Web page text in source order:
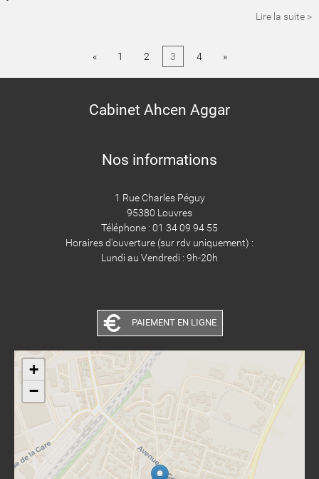
Lire la suite >
« 1 2 3 4 »
Cabinet Ahcen Aggar
Nos informations
1 Rue Charles Péguy
95380 Louvres
Téléphone : 01 34 09 94 55
Horaires d'ouverture (sur rdv uniquement) :
Lundi au Vendredi : 9h-20h
PAIEMENT EN LIGNE
+
−